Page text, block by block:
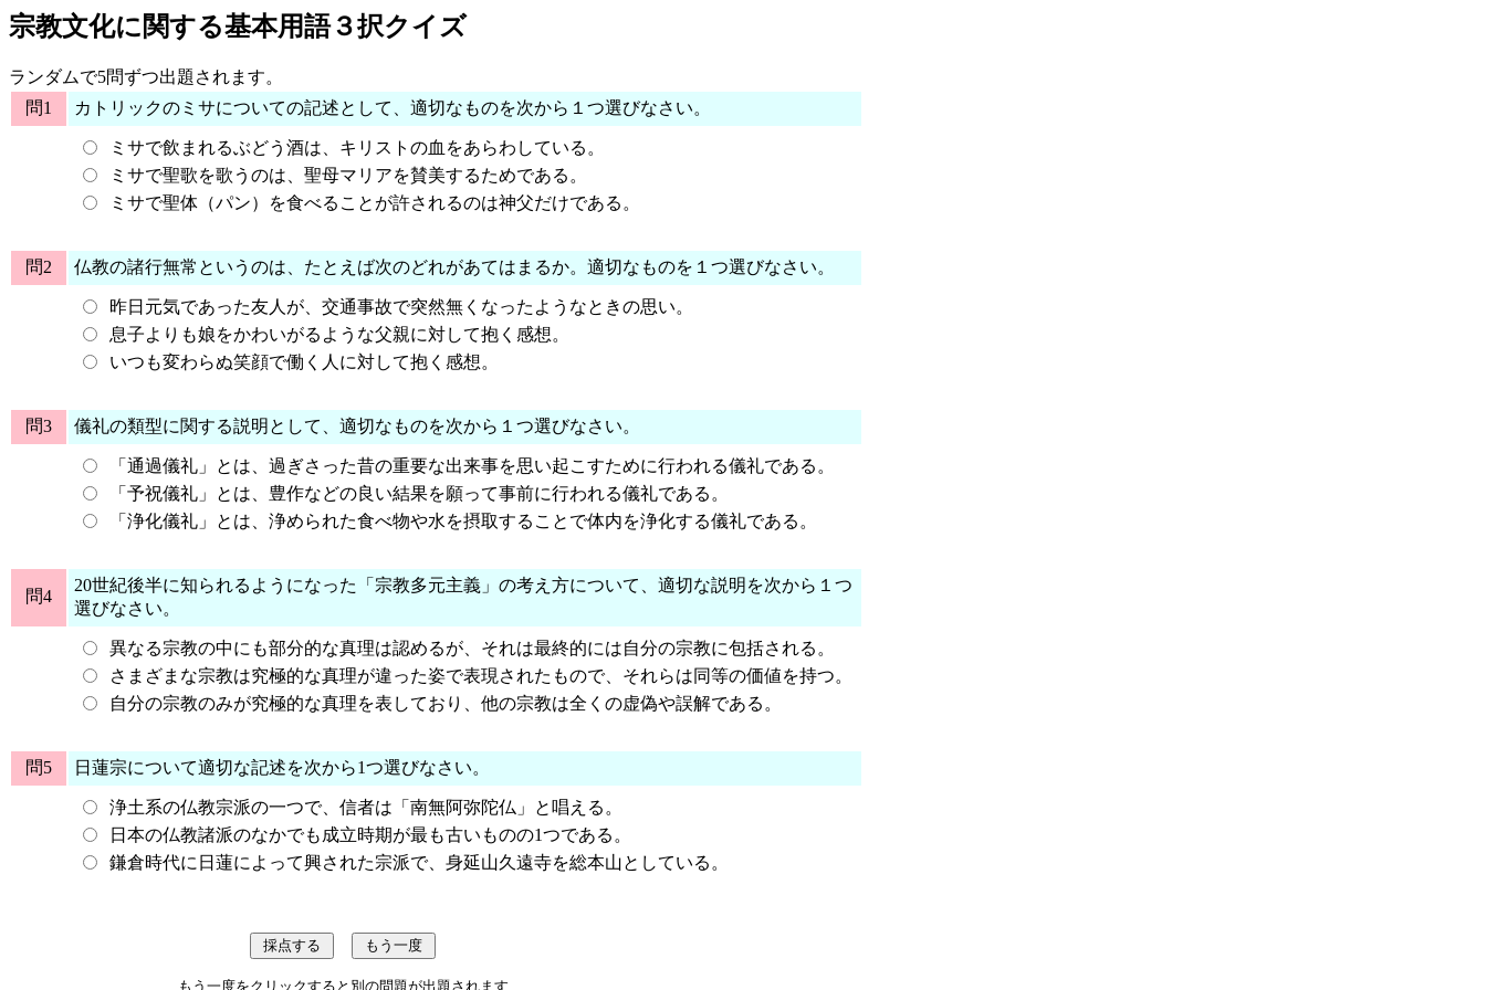
宗教文化に関する基本用語３択クイズ
ランダムで5問ずつ出題されます。
問1
カトリックのミサについての記述として、適切なものを次から１つ選びなさい。
ミサで飲まれるぶどう酒は、キリストの血をあらわしている。
ミサで聖歌を歌うのは、聖母マリアを賛美するためである。
ミサで聖体（パン）を食べることが許されるのは神父だけである。
問2 仏教の諸行無常というのは、たとえば次のどれがあてはまるか。適切なものを１つ選びなさい。
昨日元気であった友人が、交通事故で突然無くなったようなときの思い。
息子よりも娘をかわいがるような父親に対して抱く感想。
いつも変わらぬ笑顔で働く人に対して抱く感想。
問3 儀礼の類型に関する説明として、適切なものを次から１つ選びなさい。
「通過儀礼」とは、過ぎさった昔の重要な出来事を思い起こすために行われる儀礼である。
「予祝儀礼」とは、豊作などの良い結果を願って事前に行われる儀礼である。
「浄化儀礼」とは、浄められた食べ物や水を摂取することで体内を浄化する儀礼である。
問4
20世紀後半に知られるようになった「宗教多元主義」の考え方について、適切な説明を次から１つ
選びなさい。
異なる宗教の中にも部分的な真理は認めるが、それは最終的には自分の宗教に包括される。
さまざまな宗教は究極的な真理が違った姿で表現されたもので、それらは同等の価値を持つ。
自分の宗教のみが究極的な真理を表しており、他の宗教は全くの虚偽や誤解である。
問5 日蓮宗について適切な記述を次から1つ選びなさい。
浄土系の仏教宗派の一つで、信者は「南無阿弥陀仏」と唱える。
日本の仏教諸派のなかでも成立時期が最も古いものの1つである。
鎌倉時代に日蓮によって興された宗派で、身延山久遠寺を総本山としている。
もう一度をクリックすると別の問題が出題されます